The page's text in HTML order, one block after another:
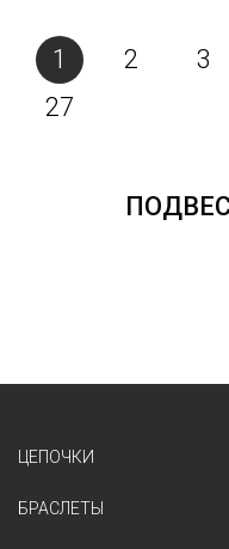
1 2 3
27
ЦЕПОЧКИ
БРАСЛЕТЫ